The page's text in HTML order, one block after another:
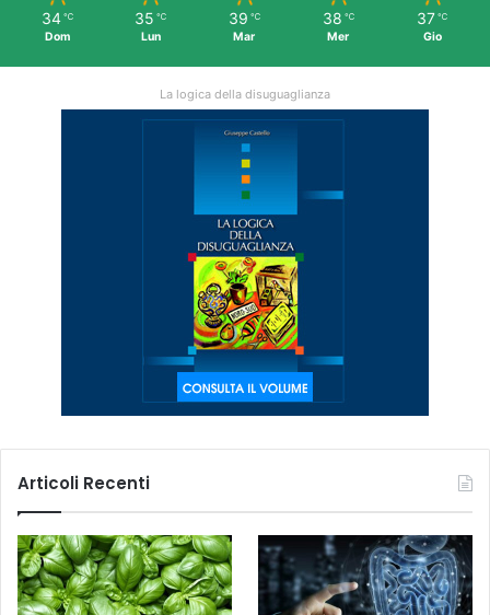
34 ℃
Dom
35 ℃
Lun
39 ℃
Mar
38 ℃
Mer
37 ℃
Gio
La logica della disuguaglianza
Articoli Recenti